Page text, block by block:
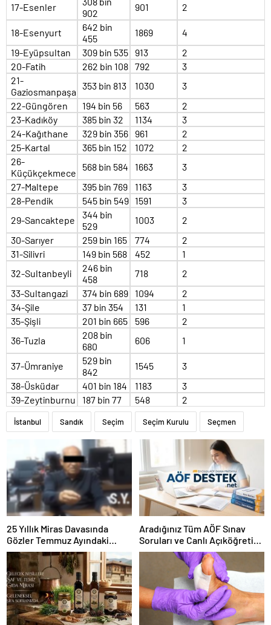
17-Esenler
902
901 2
18-Esenyurt
642 bin
455
1869
4
19-Eyüpsultan
309 bin 535 913
2
20-Fatih
262 bin 108 792
3
21-
Gaziosmanpaşa
353 bin 813 1030
3
22-Güngören
194 bin 56 563
2
23-Kadıköy
385 bin 32 1134
3
24-Kağıthane
329 bin 356 961
2
25-Kartal
365 bin 152 1072
2
26-
Küçükçekmece
568 bin 584 1663
3
27-Maltepe
395 bin 769 1163
3
28-Pendik
545 bin 549 1591
3
29-Sancaktepe
344 bin
529
1003
2
30-Sarıyer
259 bin 165 774
2
31-Silivri
149 bin 568 452
1
32-Sultanbeyli
246 bin
458
718
2
33-Sultangazi
374 bin 689 1094
2
34-Şile
37 bin 354 131
1
35-Şişli
201 bin 665 596
2
36-Tuzla
208 bin
680
606 1
37-Ümraniye
529 bin
842
1545
3
38-Üsküdar
401 bin 184 1183
3
39-Zeytinburnu
187 bin 77 548 2
İstanbul Sandık Seçim Seçim Kurulu Seçmen
25 Yıllık Miras Davasında
Gözler Temmuz Ayındaki
Karar Duruşmasına Çevrildi
Aradığınız Tüm AÖF Sınav
Soruları ve Canlı Açıköğretim
Forumu Burada